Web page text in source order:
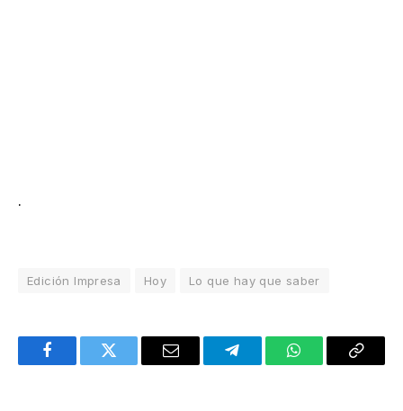
.
Edición Impresa Hoy Lo que hay que saber
FacebookTwitter Email TelegramWhatsAppCopy